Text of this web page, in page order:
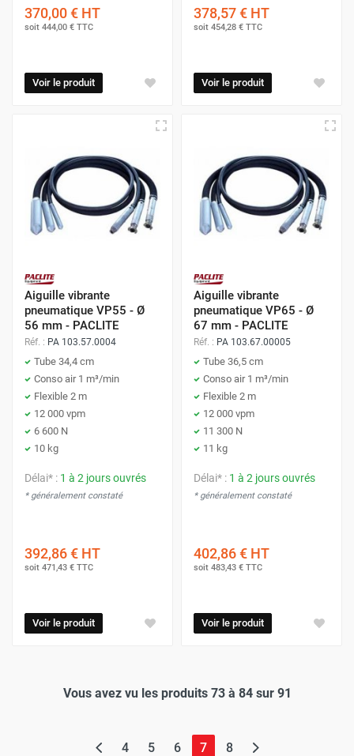
370,00 € HT
soit 444,00 € TTC
Voir le produit
378,57 € HT
soit 454,28 € TTC
Voir le produit
Aiguille vibrante
pneumatique VP55 - Ø
56 mm - PACLITE
Réf. : PA 103.57.0004
Tube 34,4 cm
Conso air 1 m³/min
Flexible 2 m
12 000 vpm
6 600 N
10 kg
Délai* : 1 à 2 jours ouvrés
* généralement constaté
392,86 € HT
soit 471,43 € TTC
Voir le produit
Aiguille vibrante
pneumatique VP65 - Ø
67 mm - PACLITE
Réf. : PA 103.67.00005
Tube 36,5 cm
Conso air 1 m³/min
Flexible 2 m
12 000 vpm
11 300 N
11 kg
Délai* : 1 à 2 jours ouvrés
* généralement constaté
402,86 € HT
soit 483,43 € TTC
Voir le produit
Vous avez vu les produits 73 à 84 sur 91
4 5 6 7(page actuelle)
8